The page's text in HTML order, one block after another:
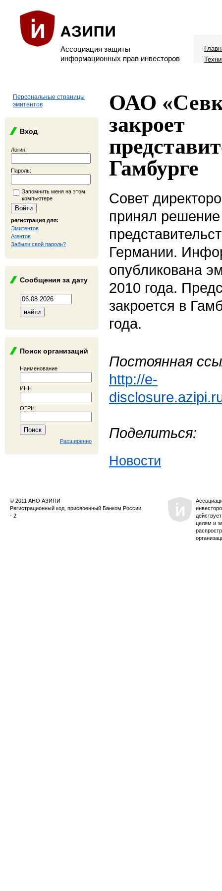
Ассоциация защиты
информационных прав инвесторов
Персональные страницы
эмитентов
Вход
Логин:
Пароль:
Запомнить меня на этом
компьютере
регистрация для:
Эмитентов
Агентов
Забыли свой пароль?
Сообщения за дату
Поиск организаций
Наименование
ИНН
ОГРН
Расширенно
ОАО
закроет
Гамбурге
Совет
принял
Германии.
опубликована
2010 года.
закроется в
года.
Постоянная
http://e-
Поделиться:
Новости
© 2011 АНО АЗИПИ
Регистрационный код, присвоенный Банком России
- 2
целям и